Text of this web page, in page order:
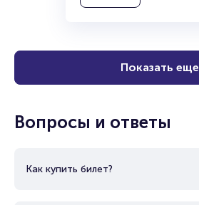
Показать еще
Вопросы и ответы
Как купить билет?